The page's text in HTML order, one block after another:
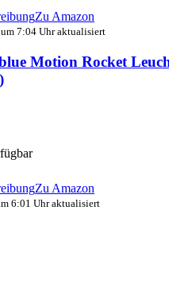
Zu Amazon
7:04 Uhr aktualisiert
Motion Rocket
Zu Amazon
6:01 Uhr aktualisiert